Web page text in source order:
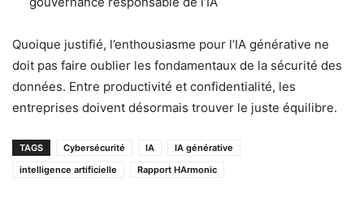
Quoique justifié, l’enthousiasme pour l’IA générative ne
doit pas faire oublier les fondamentaux de la sécurité des
données. Entre productivité et confidentialité, les
entreprises doivent désormais trouver le juste équilibre.
TAGS Cybersécurité IA
IA générative
intelligence artificielle
Rapport HArmonic